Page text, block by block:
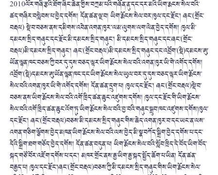
2010ལོར་གཞི་རྩའི་ཐོག་ཞིང་ཆེན་གྱིས་བཀྲམ་པའི་གཞོན་ནུ་དང་དར་མའི་ཡིག་རྨངས་སེལ་བའི་
ཚད་གཞིར་བསླེབས་པ་བྱེད་དགོས། དོན་ཚན་ལྔ་བ། ཡིག་རྨོངས་སེལ་བར་ཁུལ་དང་རྫོང་། ཞང་(གྲོང་
བརྡལ) སྡེ་བ་བཅས་ནས་དམིགས་འབེན་འགན་ཁུར་་ལམ་ལུགས་ལག་ལེན་བྱེད་དགོས། ཁུལ་མི་
དམངས་སྲིད་གཞུང་དང་རྫོང་མི་དམངས་སྲིད་གཞུང་། མི་དམངས་སྲིད་གཞུང་དང་ཞང་(གྲོང་
བརྡལ)མི་དམངས་སྲིད་གཞུང་། ཞང་(གྲོང་བརྡལ)མི་དམངས་སྲིད་གཞུང་དང་འབྲོག་(སྡེ)དམངས་ཨུ་
ཡོན་ལྷན་ཁང་བཅས་ཀྱི་བར་དུ་དུས་བཅད་ལྟར་ཡིག་རྨོངས་སེལ་བའི་འགན་ཁུར་ཡི་གེ་འགོད་དགོས།
འབྲོག་(སྡེ)དམངས་ཨུ་ཡོན་ལྷན་ཁང་དང་ཡིག་རྨོངས་སེལ་ཡུལ་བར་དུ་དུས་བཅད་ལྟར་ཡིག་རྨོངས་
སེལ་བའི་འགན་ཁུར་ཡི་གེ་འགོད་དགོས། དོན་ཚན་དྲུག་པ། ཁུལ་དང་རྫོང་། ཞང་(གྲོང་བརྡལ)སྡེ་བ་
བཅས་ནས་ཡིག་རྨོངས་སེལ་བའི་འགོ་ཁྲིད་ཚན་ཆུང་འཛུགས་དགོས། ཁུལ་དང་རྫོང་གི་ཡིག་རྨོངས་
སེལ་བའི་འགོ་ཁྲིད་ཚན་ཆུང་འོག་ཏུ་ཡིག་རྨོངས་སེལ་བའི་བྱ་བའི་གཞུང་སྒྲུབ་ཁང་འཛུགས་དགོས།ཁུལ་
དང་རྫོང་། ཞང་(གྲོང་བརྡལ)བཅས་མི་དམངས་སྲིད་གཞུང་གིས་ཆེད་འགན་ཁུར་བ་དང་ཡང་ན་ལས་
འགན་གཅིག་ལྕོགས་བྱེད་མཁན་ཡིག་རྨོངས་སེལ་བའི་ལས་བྱེད་མི་སྣ་བཀོད་སྒྲིག་བྱེད་དགོས་པ་དང་
དེའི་སྒྲིག་ཐག་གཅོད་བྱེད་དགོས། དོན་ཚན་བདུན་པ། ཡིག་རྨོངས་སེལ་བའི་སློབ་ཁྲིད་དེ་བོད་ཡིག་བོད་
སྐད་གཙོ་བོར་འཇོག་དགོས་པ་དང་། མཁར་གྲོང་ནས་རྒྱ་ཡིག་རྒྱ་སྐད་སྤྱོད་ཆོག་པ་ཡིན། དོན་ཚན་
བརྒྱད་པ། ཁུལ་དང་རྫོང་།ཞང་(གྲོང་བརྡལ)བཅས་ཀྱི་མི་དམངས་སྲིད་གཞུང་གིས་ཡིག་རྨོངས་སེལ་